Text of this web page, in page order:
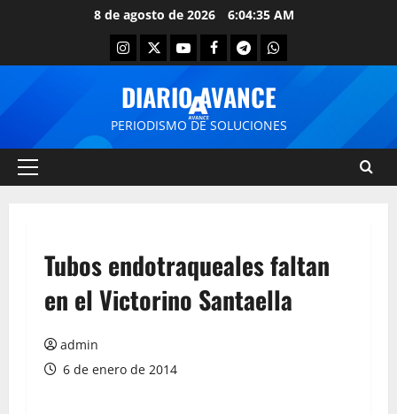
8 de agosto de 2026 6:04:36 AM
DIARIO AVANCE
PERIODISMO DE SOLUCIONES
Tubos endotraqueales faltan
en el Victorino Santaella
admin
6 de enero de 2014